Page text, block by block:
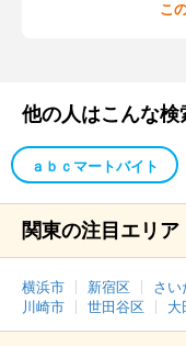
こ
他の人はこんな
ａｂｃマートバイト
関東の注目エリア
横浜市 新宿区 さい
川崎市
世田谷区 大